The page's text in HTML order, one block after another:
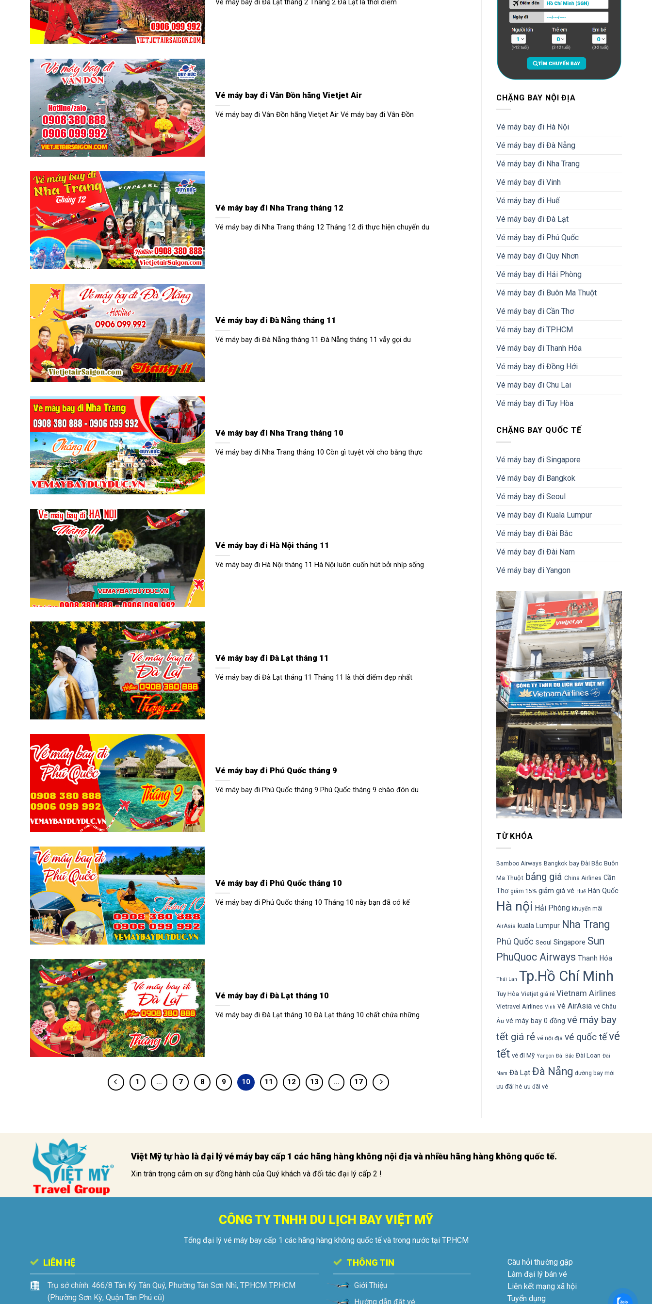
Vé máy bay đi Đà Lạt tháng 2 Tháng 2 Đà Lạt là thời điểm
Vé máy bay đi Vân Đồn hãng Vietjet Air
Vé máy bay đi Vân Đồn hãng Vietjet Air Vé máy bay đi Vân Đồn
Vé máy bay đi Nha Trang tháng 12
Vé máy bay đi Nha Trang tháng 12 Tháng 12 đi thực hiện chuyến du
Vé máy bay đi Đà Nẵng tháng 11
Vé máy bay đi Đà Nẵng tháng 11 Đà Nẵng tháng 11 vẫy gọi du
Vé máy bay đi Nha Trang tháng 10
Vé máy bay đi Nha Trang tháng 10 Còn gì tuyệt vời cho bằng thực
Vé máy bay đi Hà Nội tháng 11
Vé máy bay đi Hà Nội tháng 11 Hà Nội luôn cuốn hút bởi nhịp sống
Vé máy bay đi Đà Lạt tháng 11
Vé máy bay đi Đà Lạt tháng 11 Tháng 11 là thời điểm đẹp nhất
Vé máy bay đi Phú Quốc tháng 9
Vé máy bay đi Phú Quốc tháng 9 Phú Quốc tháng 9 chào đón du
Vé máy bay đi Phú Quốc tháng 10
Vé máy bay đi Phú Quốc tháng 10 Tháng 10 này bạn đã có kế
Vé máy bay đi Đà Lạt tháng 10
Vé máy bay đi Đà Lạt tháng 10 Đà Lạt tháng 10 chất chứa những
1 … 7 8 9 10 11 12 13 … 17
CHẶNG BAY NỘI ĐỊA
Vé máy bay đi Hà Nội
Vé máy bay đi Đà Nẵng
Vé máy bay đi Nha Trang
Vé máy bay đi Vinh
Vé máy bay đi Huế
Vé máy bay đi Đà Lạt
Vé máy bay đi Phú Quốc
Vé máy bay đi Quy Nhơn
Vé máy bay đi Hải Phòng
Vé máy bay đi Buôn Ma Thuột
Vé máy bay đi Cần Thơ
Vé máy bay đi TP.HCM
Vé máy bay đi Thanh Hóa
Vé máy bay đi Đồng Hới
Vé máy bay đi Chu Lai
Vé máy bay đi Tuy Hòa
CHẶNG BAY QUỐC TẾ
Vé máy bay đi Singapore
Vé máy bay đi Bangkok
Vé máy bay đi Seoul
Vé máy bay đi Kuala Lumpur
Vé máy bay đi Đài Bắc
Vé máy bay đi Đài Nam
Vé máy bay đi Yangon
TỪ KHÓA
Bamboo Airways Bangkok bay Đài Bắc Buôn
Ma Thuột bảng giá China Airlines Cần
Thơ giảm 15% giảm giá vé Huế Hàn Quốc
Hà nội Hải Phòng khuyến mãi
AirAsia kuala Lumpur Nha Trang
Phú Quốc Seoul Singapore Sun
PhuQuoc Airways Thanh Hóa
Thái Lan Tp.Hồ Chí Minh
Tuy Hòa Vietjet giá rẻ Vietnam Airlines
Vietravel Airlines Vinh vé AirAsia vé Châu
Âu vé máy bay 0 đồng vé máy bay
tết giá rẻ vé nội địa vé quốc tếvé
tết vé đi Mỹ Yangon Đài Bắc Đài Loan Đài
Nam Đà Lạt Đà Nẵng đường bay mới
ưu đãi hè ưu đãi vé
Việt Mỹ tự hào là đại lý vé máy bay cấp 1 các hãng hàng không nội địa và nhiều hãng hàng không quốc tế.
Xin trân trọng cảm ơn sự đồng hành của Quý khách và đối tác đại lý cấp 2 !
CÔNG TY TNHH DU LỊCH BAY VIỆT MỸ
Tổng đại lý vé máy bay cấp 1 các hãng hàng không quốc tế và trong nước tại TP.HCM
LIÊN HỆ
Trụ sở chính: 466/8 Tân Kỳ Tân Quý, Phường Tân Sơn Nhì, TP.HCM TP.HCM
(Phường Sơn Kỳ, Quận Tân Phú cũ)
THÔNG TIN
Giới Thiệu
Hướng dẫn đặt vé
Câu hỏi thường gặp
Làm đại lý bán vé
Liên kết mạng xã hội
Tuyển dụng